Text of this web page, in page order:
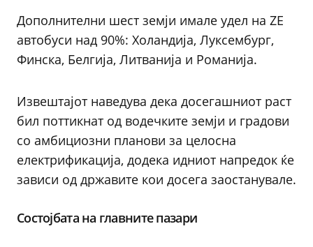
Дополнителни шест земји имале удел на ZE
автобуси над 90%: Холандија, Луксембург,
Финска, Белгија, Литванија и Романија.
Извештајот наведува дека досегашниот раст
бил поттикнат од водечките земји и градови
со амбициозни планови за целосна
електрификација, додека идниот напредок ќе
зависи од државите кои досега заостанувале.
Состојбата на главните пазари